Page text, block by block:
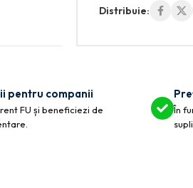
Distribuie:
pentru companii
FU și beneficiezi de
În